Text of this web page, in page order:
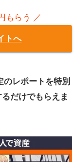
もらう ／
トへ
のレポートを特別
だけでもらえま